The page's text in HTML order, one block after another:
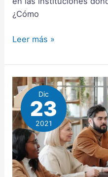
¿Cómo
Leer más »
Dic
23
2021